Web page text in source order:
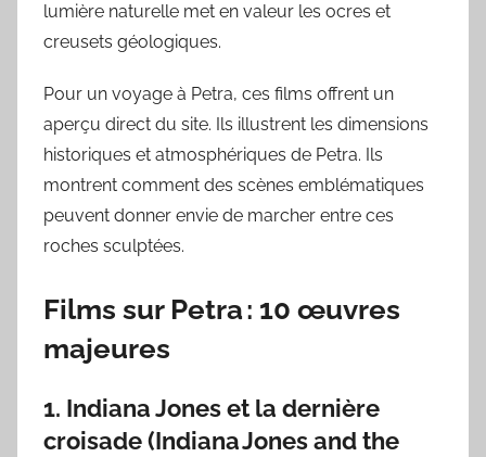
lumière naturelle met en valeur les ocres et
creusets géologiques.
Pour un voyage à Petra, ces films offrent un
aperçu direct du site. Ils illustrent les dimensions
historiques et atmosphériques de Petra. Ils
montrent comment des scènes emblématiques
peuvent donner envie de marcher entre ces
roches sculptées.
Films sur Petra : 10 œuvres
majeures
1. Indiana Jones et la dernière
croisade (Indiana Jones and the